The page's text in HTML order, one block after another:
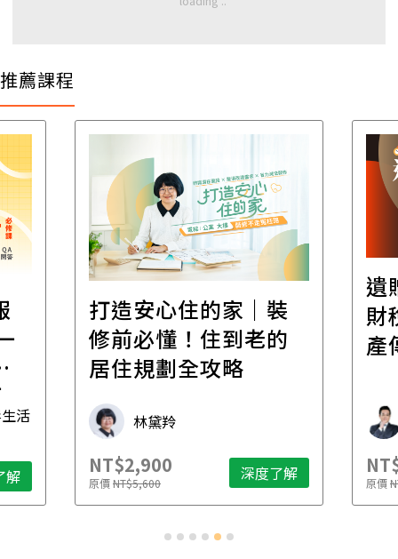
推薦課程
活
解
打造安心住的家｜裝
修前必懂！住到老的
居住規劃全攻略
林黛羚
NT$2,900
原價NT$5,600 深度了解
遺
財
產
原價